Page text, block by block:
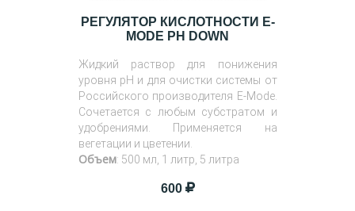
РЕГУЛЯТОР КИСЛОТНОСТИ E-
MODE PH DOWN
Жидкий раствор для понижения
уровня pH и для очистки системы от
Российского производителя E-Mode.
Сочетается с любым субстратом и
удобрениями. Применяется на
вегетации и цветении.
Объем: 500 мл, 1 литр, 5 литра
600